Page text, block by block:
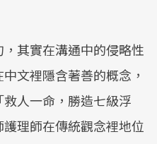
，其實在溝通中的侵略性
文裡隱含著善的概念，
人一命，勝造七級浮
理師在傳統觀念裡地位